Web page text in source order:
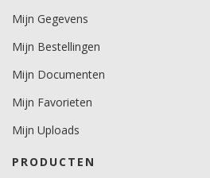
-50 tot +95.
Levensduurverwachting
7 jaar.
Mijn Gegevens
Mijn Bestellingen
Mijn Documenten
Mijn Favorieten
Mijn Uploads
PRODUCTEN